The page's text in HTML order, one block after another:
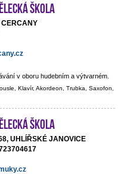
škola
v oboru hudebním a výtvarném.
Klavír, Akordeon, Trubka, Saxofon,
škola
UHLÍŘSKÉ JANOVICE